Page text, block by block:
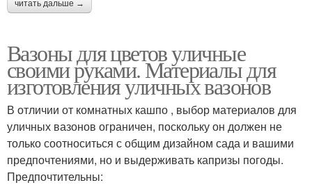
читать дальше →
Вазоны для цветов уличные
своими руками. Материалы для
изготовления уличных вазонов
В отличии от комнатных кашпо , выбор материалов для
уличных вазонов ограничен, поскольку он должен не
только соотноситься с общим дизайном сада и вашими
предпочтениями, но и выдерживать капризы погоды.
Предпочтительны: